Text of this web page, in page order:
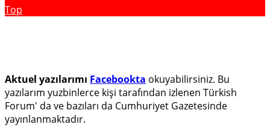
Top
Aktuel yazılarımı Facebookta okuyabilirsiniz. Bu
yazılarım yuzbinlerce kişi tarafından izlenen Türkish
Forum' da ve bazıları da Cumhuriyet Gazetesinde
yayınlanmaktadır.